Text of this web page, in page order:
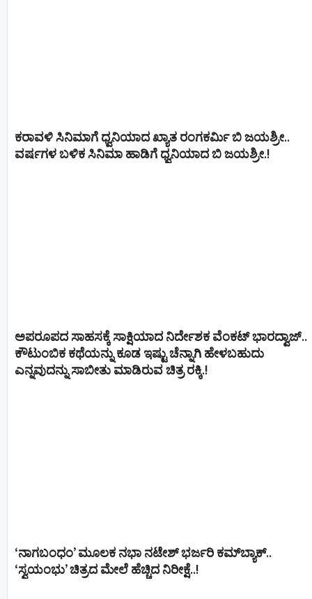
ಕರಾವಳಿ ಸಿನಿಮಾಗೆ ಧ್ವನಿಯಾದ ಖ್ಯಾತ ರಂಗಕರ್ಮಿ ಬಿ ಜಯಶ್ರೀ..
ವರ್ಷಗಳ ಬಳಿಕ ಸಿನಿಮಾ ಹಾಡಿಗೆ ಧ್ವನಿಯಾದ ಬಿ ಜಯಶ್ರೀ.!
ಅಪರೂಪದ ಸಾಹಸಕ್ಕೆ ಸಾಕ್ಷಿಯಾದ ನಿರ್ದೇಶಕ ವೆಂಕಟ್ ಭಾರದ್ವಾಜ್..
ಕೌಟುಂಬಿಕ ಕಥೆಯನ್ನು ಕೂಡ ಇಷ್ಟು ಚೆನ್ನಾಗಿ ಹೇಳಬಹುದು
ಎನ್ನವುದನ್ನು ಸಾಬೀತು ಮಾಡಿರುವ ಚಿತ್ರ ರಕ್ಕಿ.!
‘ನಾಗಬಂಧಂ’ ಮೂಲಕ ನಭಾ ನಟೇಶ್ ಭರ್ಜರಿ ಕಮ್‌ಬ್ಯಾಕ್..
‘ಸ್ವಯಂಭು’ ಚಿತ್ರದ ಮೇಲೆ ಹೆಚ್ಚಿದ ನಿರೀಕ್ಷೆ..!